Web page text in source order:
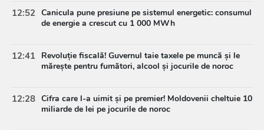
12:52 Canicula pune presiune pe sistemul energetic: consumul
de energie a crescut cu 1 000 MWh
12:41 Revoluție fiscală! Guvernul taie taxele pe muncă și le
mărește pentru fumători, alcool și jocurile de noroc
12:28 Cifra care l-a uimit și pe premier! Moldovenii cheltuie 10
miliarde de lei pe jocurile de noroc